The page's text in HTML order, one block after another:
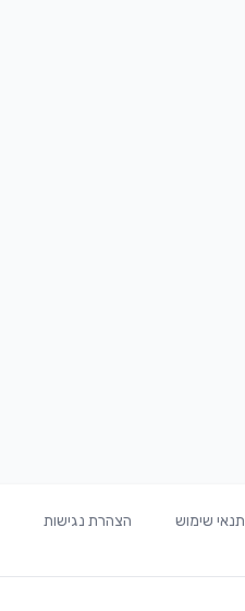
תנאי שימוש הצהרת נגישות